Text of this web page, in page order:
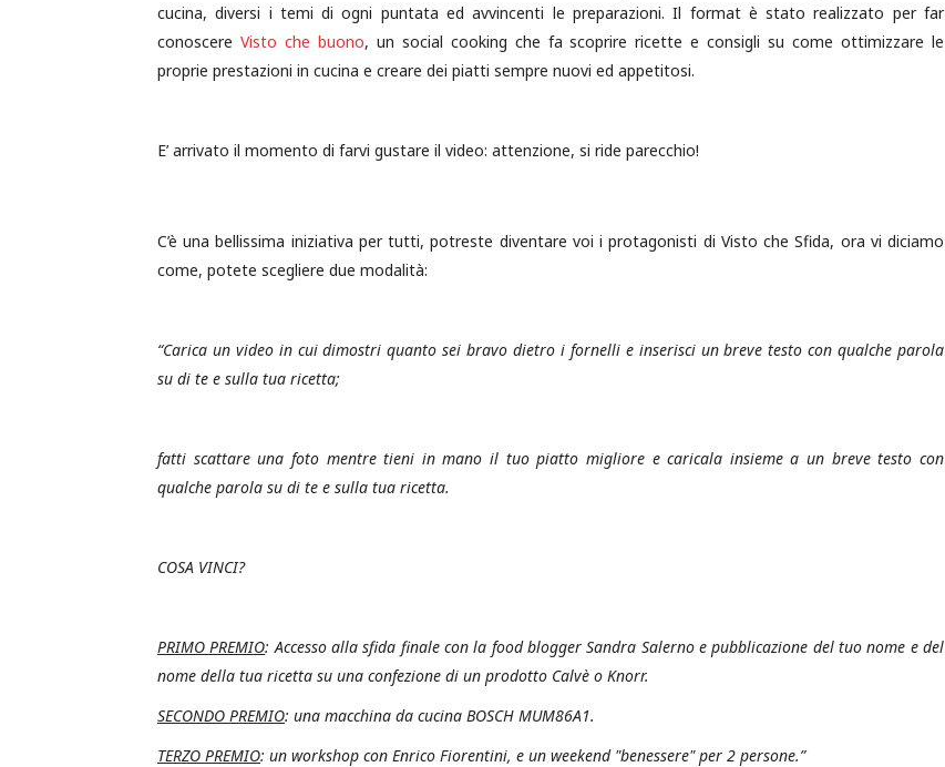
cucina, diversi i temi di ogni puntata ed avvincenti le preparazioni. Il format è stato realizzato per far
conoscere Visto che buono, un social cooking che fa scoprire ricette e consigli su come ottimizzare le
proprie prestazioni in cucina e creare dei piatti sempre nuovi ed appetitosi.
E’ arrivato il momento di farvi gustare il video: attenzione, si ride parecchio!
C’è una bellissima iniziativa per tutti, potreste diventare voi i protagonisti di Visto che Sfida, ora vi diciamo
come, potete scegliere due modalità:
“Carica un video in cui dimostri quanto sei bravo dietro i fornelli e inserisci un breve testo con qualche parola
su di te e sulla tua ricetta;
fatti scattare una foto mentre tieni in mano il tuo piatto migliore e caricala insieme a un breve testo con
qualche parola su di te e sulla tua ricetta.
COSA VINCI?
PRIMO PREMIO: Accesso alla sfida finale con la food blogger Sandra Salerno e pubblicazione del tuo nome e del
nome della tua ricetta su una confezione di un prodotto Calvè o Knorr.
SECONDO PREMIO: una macchina da cucina BOSCH MUM86A1.
TERZO PREMIO: un workshop con Enrico Fiorentini, e un weekend "benessere" per 2 persone.”